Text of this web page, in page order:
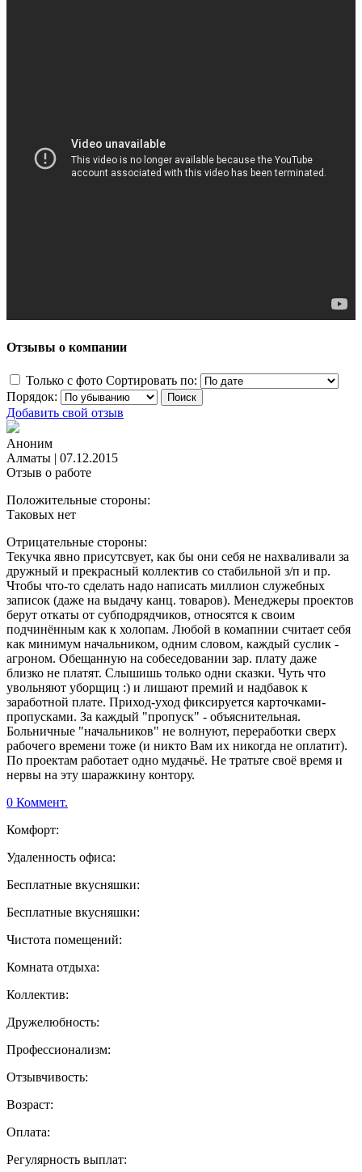
Отзывы о компании
Только с фото Сортировать по:
Порядок:
Добавить свой отзыв
Аноним
Алматы | 07.12.2015
Отзыв о работе
Положительные стороны:
Таковых нет
Отрицательные стороны:
Текучка явно присутсвует, как бы они себя не нахваливали за
дружный и прекрасный коллектив со стабильной з/п и пр.
Чтобы что-то сделать надо написать миллион служебных
записок (даже на выдачу канц. товаров). Менеджеры проектов
берут откаты от субподрядчиков, относятся к своим
подчинённым как к холопам. Любой в комапнии считает себя
как минимум начальником, одним словом, каждый суслик -
агроном. Обещанную на собеседовании зар. плату даже
близко не платят. Слышишь только одни сказки. Чуть что
увольняют уборщиц :) и лишают премий и надбавок к
заработной плате. Приход-уход фиксируется карточками-
пропусками. За каждый "пропуск" - объяснительная.
Больничные "начальников" не волнуют, переработки сверх
рабочего времени тоже (и никто Вам их никогда не оплатит).
По проектам работает одно мудачьё. Не тратьте своё время и
нервы на эту шаражкину контору.
0 Коммент.
Комфорт:
Удаленность офиса:
Бесплатные вкусняшки:
Бесплатные вкусняшки:
Чистота помещений:
Комната отдыха:
Коллектив:
Дружелюбность:
Профессионализм:
Отзывчивость:
Возраст:
Оплата:
Регулярность выплат: